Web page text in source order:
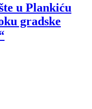
u Plankiću
gradske